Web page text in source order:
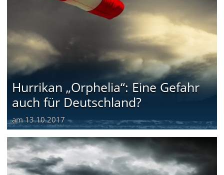
Hurrikan „Orphelia“: Eine Gefahr
auch für Deutschland?
am13.10.2017